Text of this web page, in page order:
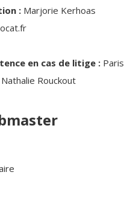
: Marjorie Kerhoas
en cas de litige : Paris
Nathalie Rouckout